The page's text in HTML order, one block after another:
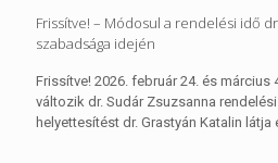
Frissítve! – Módosul a rendelési idő
szabadsága idején
Frissítve! 2026. február 24. és
változik dr. Sudár Zsuzsanna
helyettesítést dr. Grastyán Katalin látja